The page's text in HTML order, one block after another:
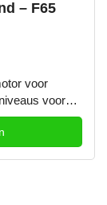
– F65
voor
voor
van 56
opslag✅